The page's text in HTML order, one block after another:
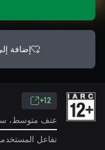
إضافة
12+
عنف متوسط،
تفاعل